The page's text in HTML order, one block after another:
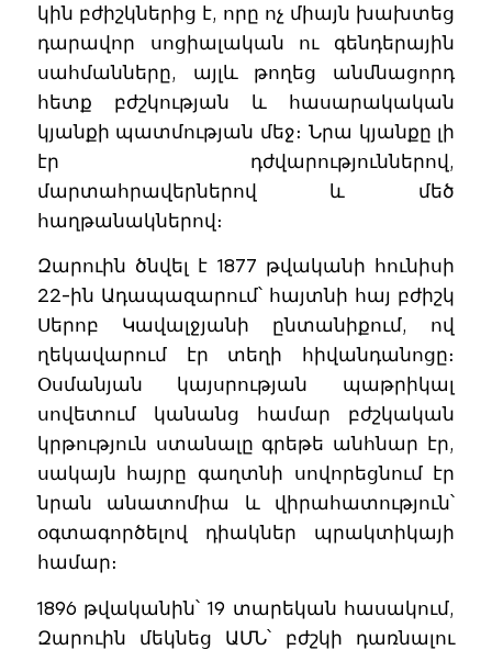
կին բժիշկներից է, որը ոչ միայն խախտեց
դարավոր սոցիալական ու գենդերային
սահմանները, այլև թողեց անմնացորդ
հետք բժշկության և հասարակական
կյանքի պատմության մեջ։ Նրա կյանքը լի
էր դժվարություններով,
մարտահրավերներով և մեծ
հաղթանակներով։
Զարուին ծնվել է 1877 թվականի հունիսի
22-ին Ադապազարում՝ հայտնի հայ բժիշկ
Սերոբ Կավալջյանի ընտանիքում, ով
ղեկավարում էր տեղի հիվանդանոցը։
Օսմանյան կայսրության պաթրիկալ
սովետում կանանց համար բժշկական
կրթություն ստանալը գրեթե անհնար էր,
սակայն հայրը գաղտնի սովորեցնում էր
նրան անատոմիա և վիրահատություն՝
օգտագործելով դիակներ պրակտիկայի
համար։
1896 թվականին՝ 19 տարեկան հասակում,
Զարուին մեկնեց ԱՄՆ՝ բժշկի դառնալու